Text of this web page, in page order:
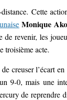
Cette
Monique
revenir, les
troisième acte.
creuser l’écart
9-0, mais une
de reprendre